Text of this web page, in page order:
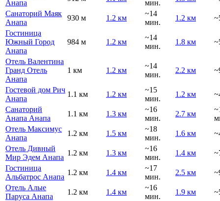
Анапа
мин.
Санаторий Маяк
Анапа
930 м 1.2 км
~14
мин.
1.2 км
Гостиница
Южный Город
Анапа
984 м 1.2 км
~14
мин.
1.8 км
Отель Валентина
Гранд Отель
Анапа
1 км 1.2 км
~14
мин.
2.2 км
Гостевой дом Рич
Анапа
1.1 км 1.2 км
~15
мин.
1.2 км
Санаторий
Анапа Анапа
1.1 км 1.3 км
~16
мин.
2.7 км
Отель Максимус
Анапа
1.2 км 1.5 км
~18
мин.
1.6 км
Отель Дивный
Мир Эдем Анапа
1.2 км 1.3 км
~16
мин.
1.4 км
Гостиница
Альбатрос Анапа
1.2 км 1.4 км
~17
мин.
2.5 км
Отель Алые
Паруса Анапа
1.2 км 1.4 км
~16
мин.
1.9 км